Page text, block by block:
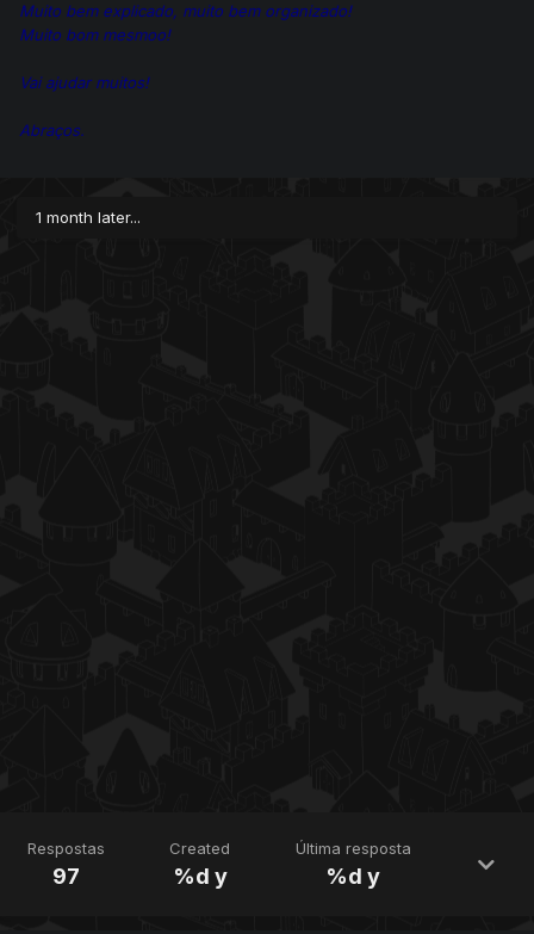
Muito bem explicado, muito bem organizado!
Muito bom mesmoo!
Vai ajudar muitos!
Abraços.
1 month later...
Respostas
97
Created
%d y
Última resposta
%d y